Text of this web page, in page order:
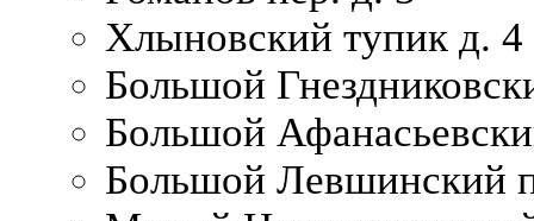
Хлыновский тупик д. 4
Большой
Большой
Большой Левшинский